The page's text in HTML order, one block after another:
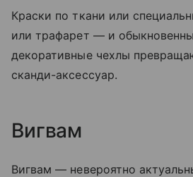
Краски по ткани или
или трафарет — и
декоративные чехлы
сканди-аксессуар.
Вигвам
Вигвам — невероятно